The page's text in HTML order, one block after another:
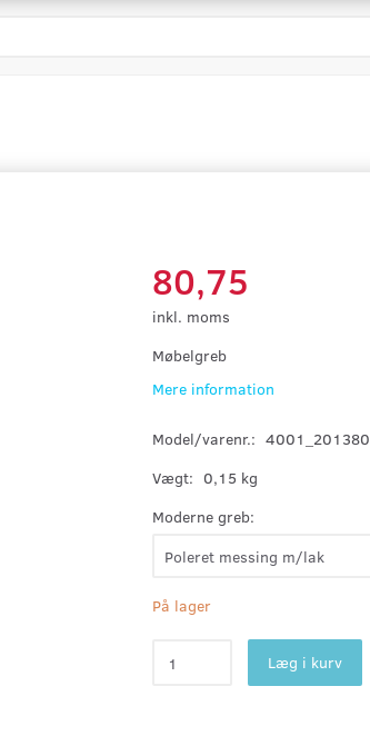
80,75
inkl. moms
Møbelgreb
Mere information
Model/varenr.: 4001_201380
Vægt: 0,15 kg
Moderne greb:
På lager
Læg i kurv